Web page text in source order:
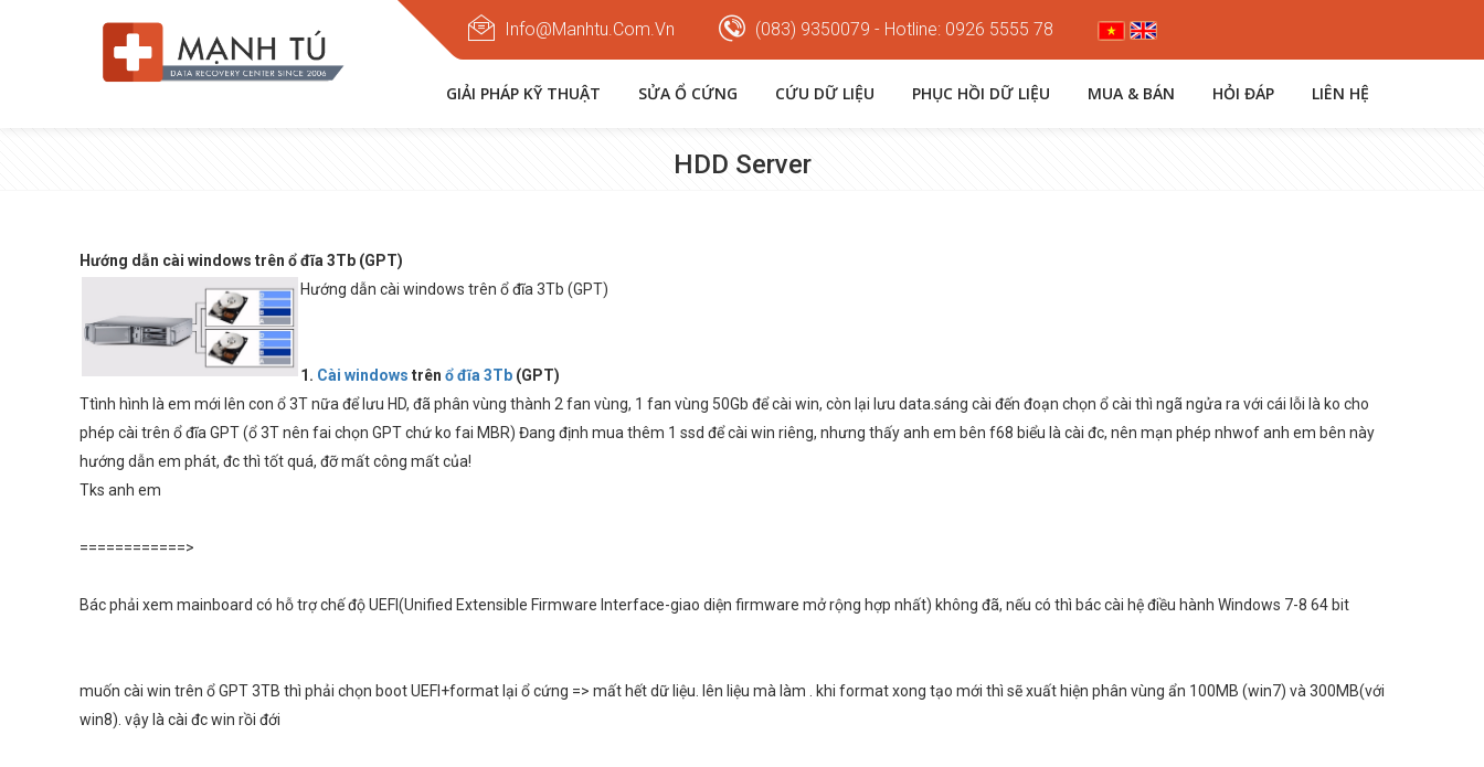
Info@manhtu.com.vn (083) 9350079 - Hotline: 0926 5555 78
GIẢI PHÁP KỸ THUẬT SỬA Ổ CỨNG CỨU DỮ LIỆU PHỤC HỒI DỮ LIỆU MUA & BÁN HỎI ĐÁP LIÊN HỆ
HDD Server
Hướng dẫn cài windows trên ổ đĩa 3Tb (GPT)
Hướng dẫn cài windows trên ổ đĩa 3Tb (GPT)
1. Cài windows trên ổ đĩa 3Tb (GPT)
Ttình hình là em mới lên con ổ 3T nữa để lưu HD, đã phân vùng thành 2 fan vùng, 1 fan vùng 50Gb để cài win, còn lại lưu data.sáng cài đến đoạn chọn ổ cài thì ngã ngửa ra với cái lỗi là ko cho
phép cài trên ổ đĩa GPT (ổ 3T nên fai chọn GPT chứ ko fai MBR) Đang định mua thêm 1 ssd để cài win riêng, nhưng thấy anh em bên f68 biểu là cài đc, nên mạn phép nhwof anh em bên này
hướng dẫn em phát, đc thì tốt quá, đỡ mất công mất của!
Tks anh em
============>
Bác phải xem mainboard có hỗ trợ chế độ UEFI(Unified Extensible Firmware Interface-giao diện firmware mở rộng hợp nhất) không đã, nếu có thì bác cài hệ điều hành Windows 7-8 64 bit
muốn cài win trên ổ GPT 3TB thì phải chọn boot UEFI+format lại ổ cứng => mất hết dữ liệu. lên liệu mà làm
. khi format xong tạo mới thì sẽ xuất hiện phân vùng ẩn 100MB (win7) và 300MB(với
win8). vậy là cài đc win rồi đới